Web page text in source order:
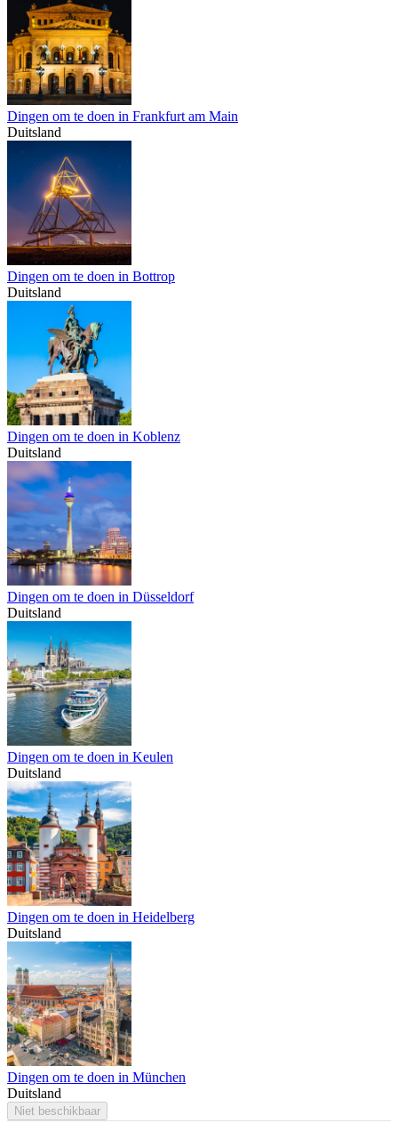
Dingen om te doen in Frankfurt am Main
Duitsland
Dingen om te doen in Bottrop
Duitsland
Dingen om te doen in Koblenz
Duitsland
Dingen om te doen in Düsseldorf
Duitsland
Dingen om te doen in Keulen
Duitsland
Dingen om te doen in Heidelberg
Duitsland
Dingen om te doen in München
Duitsland
Niet beschikbaar